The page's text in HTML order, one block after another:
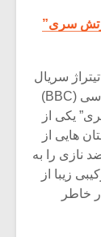
سری”
سریال
“ارتش سری” است که توسط شرکت بی بی سی (BBC)
یکی از
هایی از
نازی را به
زیبا از
خاطر